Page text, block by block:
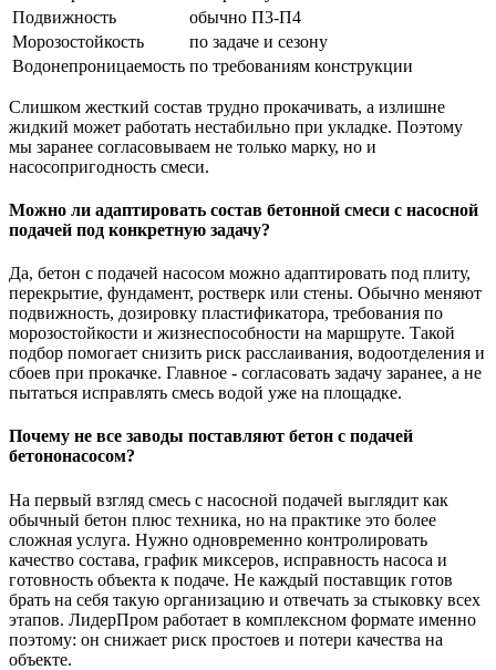
Подвижность
обычно П3-П4
Морозостойкость
по задаче и сезону
Водонепроницаемость по требованиям конструкции
Слишком жесткий состав трудно прокачивать, а излишне
жидкий может работать нестабильно при укладке. Поэтому
мы заранее согласовываем не только марку, но и
насосопригодность смеси.
Можно ли адаптировать состав бетонной смеси с насосной
подачей под конкретную задачу?
Да, бетон с подачей насосом можно адаптировать под плиту,
перекрытие, фундамент, ростверк или стены. Обычно меняют
подвижность, дозировку пластификатора, требования по
морозостойкости и жизнеспособности на маршруте. Такой
подбор помогает снизить риск расслаивания, водоотделения и
сбоев при прокачке. Главное - согласовать задачу заранее, а не
пытаться исправлять смесь водой уже на площадке.
Почему не все заводы поставляют бетон с подачей
бетононасосом?
На первый взгляд смесь с насосной подачей выглядит как
обычный бетон плюс техника, но на практике это более
сложная услуга. Нужно одновременно контролировать
качество состава, график миксеров, исправность насоса и
готовность объекта к подаче. Не каждый поставщик готов
брать на себя такую организацию и отвечать за стыковку всех
этапов. ЛидерПром работает в комплексном формате именно
поэтому: он снижает риск простоев и потери качества на
объекте.